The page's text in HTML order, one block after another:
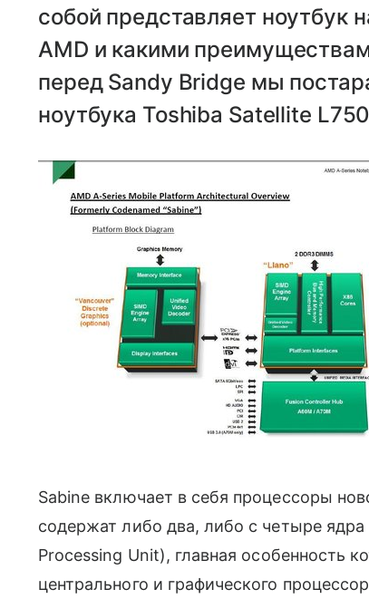
собой представляет ноутбук
AMD и какими
перед Sandy Bridge мы
ноутбука Toshiba Satellite
Sabine включает в себя процессоры
содержат либо два, либо с четыре
Processing Unit), главная особенность
центрального и графического